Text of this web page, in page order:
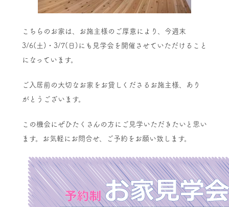
こちらのお家は、お施主様のご厚意により、今週末
3/6(土)・3/7(日)にも見学会を開催させていただけること
になっています。
ご入居前の大切なお家をお貸しくださるお施主様、あり
がとうございます。
この機会にぜひたくさんの方にご見学いただきたいと思い
ます。お気軽にお問合せ、ご予約をお願い致します。